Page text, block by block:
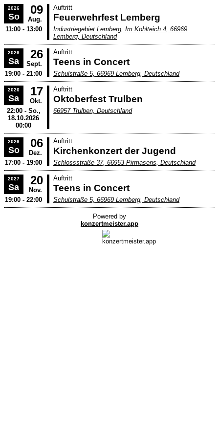
2026
So
09
Aug.
11:00 - 13:00
Feuerwehrfest Lemberg
Auftritt
Industriegebiet Lemberg, Im Kohlteich 4, 66969
Lemberg, Deutschland
2026
Sa
26
Sept.
19:00 - 21:00
Teens in Concert
Auftritt
Schulstraße 5, 66969 Lemberg, Deutschland
2026
Sa
17
Okt.
22:00 - So.,
18.10.2026
00:00
Oktoberfest Trulben
Auftritt
66957 Trulben, Deutschland
2026
So
06
Dez.
17:00 - 19:00
Kirchenkonzert der Jugend
Auftritt
Schlossstraße 37, 66953 Pirmasens, Deutschland
2027
Sa
20
Nov.
19:00 - 22:00
Teens in Concert
Auftritt
Schulstraße 5, 66969 Lemberg, Deutschland
Powered by
konzertmeister.app